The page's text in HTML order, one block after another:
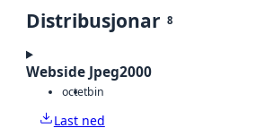
Distribusjonar 8
Webside Jpeg2000
octetbin
Last ned